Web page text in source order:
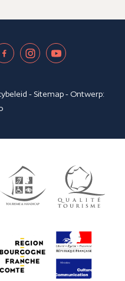
- Sitemap- Ontwerp: